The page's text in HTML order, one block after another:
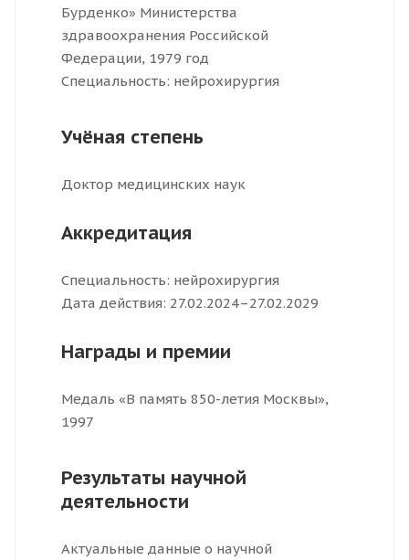
Бурденко» Министерства
здравоохранения Российской
Федерации, 1979 год
Специальность: нейрохирургия
Учёная степень
Доктор медицинских наук
Аккредитация
Специальность: нейрохирургия
Дата действия: 27.02.2024–27.02.2029
Награды и премии
Медаль «В память 850-летия Москвы»,
1997
Результаты научной
деятельности
Актуальные данные о научной